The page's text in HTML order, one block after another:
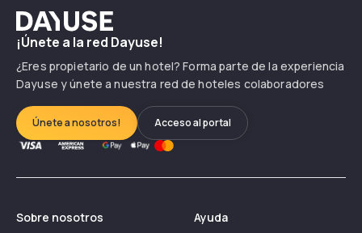
Dayuse
¡Únete a la red Dayuse!
¿Eres propietario de un hotel? Forma parte de la experiencia
Dayuse y únete a nuestra red de hoteles colaboradores
Únete a nosotros! Acceso al portal
Sobre nosotros Ayuda